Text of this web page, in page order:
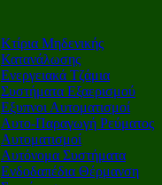
Κτίρια Μηδενικής
Κατανάλωσης
Ενεργειακά Τζάμια
Συστήματα Εξαερισμού
Εξυπνοι Αυτοματισμοί
Αυτο-Παραγωγή Ρεύματος
Αυτοματισμοί
Αυτόνομα Συστήματα
Ενδοδαπέδια Θέρμανση